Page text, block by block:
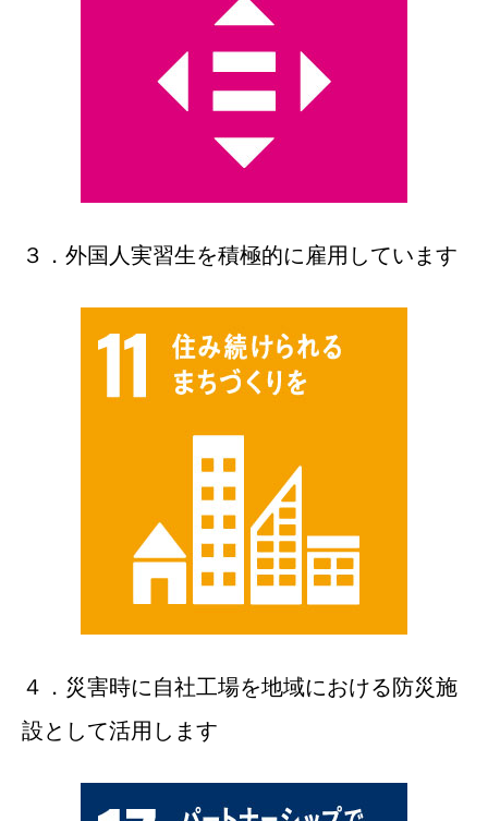
３．外国人実習生を積極的に雇用しています
４．災害時に自社工場を地域における防災施
設として活用します